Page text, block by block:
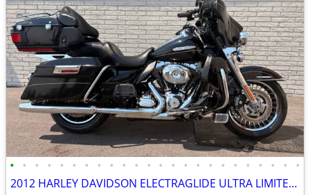
• • • • • • • • • • • • • • • • • • • • • • • •
2012 HARLEY DAVIDSON ELECTRAGLIDE ULTRA LIMITED FLHTK